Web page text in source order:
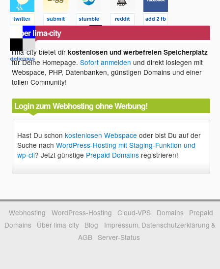
Über lima-city
lima-city bietet dirkostenlosen und werbefreien Speicherplatz
für Deine Homepage.Sofort anmelden und direkt loslegen mit
Webspace, PHP, Datenbanken, günstigen Domains und einer
tollen Community!
Login zum Webhosting ohne Werbung!
Hast Du schonkostenlosen Webspace oder bist Du auf der
Suche nachWordPress-Hosting mit Staging-Funktion und
wp-cli? Jetzt günstige Prepaid Domains registrieren!
Webhosting WordPress-Hosting Cloud-VPS Domains
Prepaid
Domains
Über lima-city Blog
Impressum, Datenschutzerklärung &
AGB
Server-Status